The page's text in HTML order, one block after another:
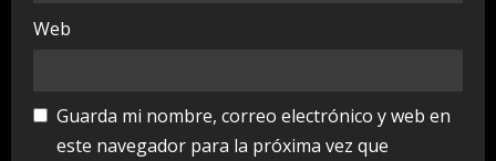
Web
Guarda mi nombre, correo electrónico y web en
este navegador para la próxima vez que